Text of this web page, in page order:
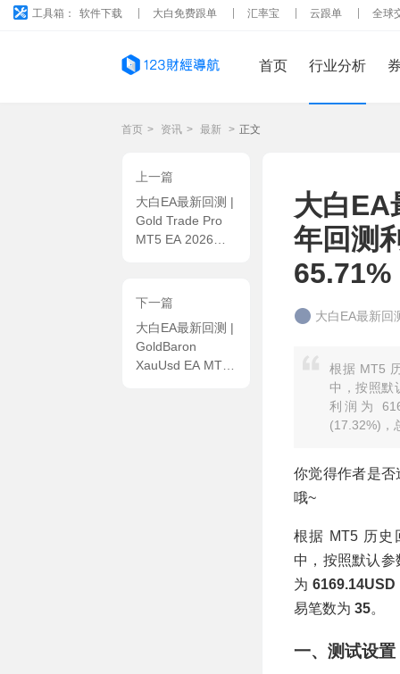
工具箱： 软件下载 大白免费跟单 汇率宝 云跟单 全球
首页 行业分析
首页 > 资讯 > 最新 > 正文
上一篇
大白EA最新回测 |
Gold Trade Pro
MT5 EA 2026年
率60%
下一篇
大白EA最新回测 |
GoldBaron
XauUsd EA MT5
大白
年回测
65.71%
大白EA最新回
根据 MT5
中，按照默
利润为
(17.32%)，
你觉得作者是
哦~
根据 MT5 历史
中，按照默认
为 6169.14USD
易笔数为 35。
一、测试设置